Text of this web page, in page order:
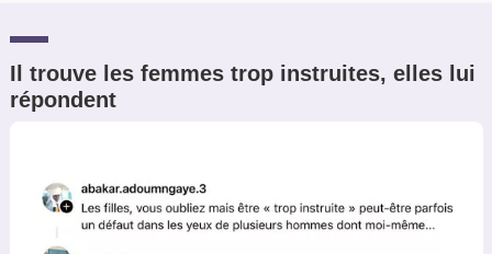
Il trouve les femmes trop instruites, elles lui
répondent